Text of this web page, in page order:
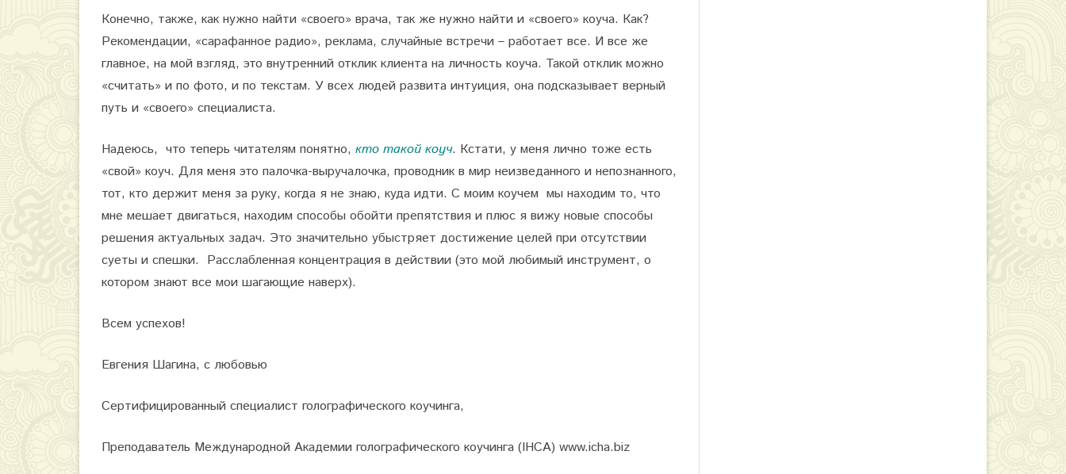
Конечно, также, как нужно найти «своего» врача, так же нужно найти и «своего» коуча. Как?
Рекомендации, «сарафанное радио», реклама, случайные встречи – работает все. И все же
главное, на мой взгляд, это внутренний отклик клиента на личность коуча. Такой отклик можно
«считать» и по фото, и по текстам. У всех людей развита интуиция, она подсказывает верный
путь и «своего» специалиста.
Надеюсь, что теперь читателям понятно, кто такой коуч. Кстати, у меня лично тоже есть
«свой» коуч. Для меня это палочка-выручалочка, проводник в мир неизведанного и непознанного,
тот, кто держит меня за руку, когда я не знаю, куда идти. С моим коучем мы находим то, что
мне мешает двигаться, находим способы обойти препятствия и плюс я вижу новые способы
решения актуальных задач. Это значительно убыстряет достижение целей при отсутствии
суеты и спешки. Расслабленная концентрация в действии (это мой любимый инструмент, о
котором знают все мои шагающие наверх).
Всем успехов!
Евгения Шагина, с любовью
Сертифицированный специалист голографического коучинга,
Преподаватель Международной Академии голографического коучинга (IHCA) www.icha.biz